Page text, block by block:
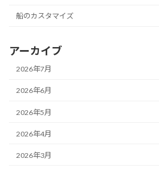
船のカスタマイズ
アーカイブ
2026年7月
2026年6月
2026年5月
2026年4月
2026年3月